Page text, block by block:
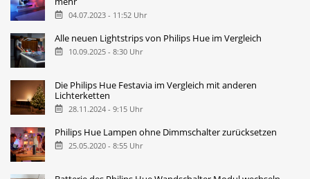
04.07.2023 - 11:52 Uhr
Alle neuen Lightstrips von Philips Hue im Vergleich
10.09.2025 - 8:30 Uhr
Die Philips Hue Festavia im Vergleich mit anderen
Lichterketten
28.11.2024 - 9:15 Uhr
Philips Hue Lampen ohne Dimmschalter zurücksetzen
25.05.2020 - 8:55 Uhr